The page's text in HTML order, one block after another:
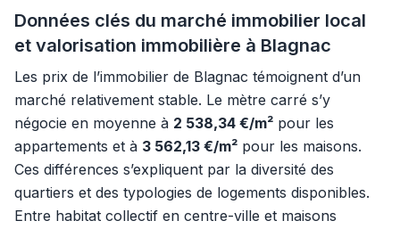
Données clés du marché immobilier local
et valorisation immobilière à Blagnac
Les prix de l’immobilier de Blagnac témoignent d’un
marché relativement stable. Le mètre carré s’y
négocie en moyenne à 2 538,34 €/m² pour les
appartements et à 3 562,13 €/m² pour les maisons.
Ces différences s’expliquent par la diversité des
quartiers et des typologies de logements disponibles.
Entre habitat collectif en centre-ville et maisons